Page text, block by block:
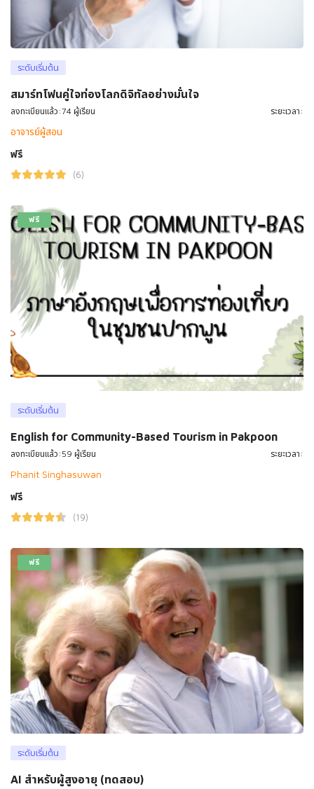
ระดับเริ่มต้น
สมาร์ทโฟนคู่ใจท่องโลกดิจิทัลอย่างมั่นใจ
ลงทะเบียนแล้ว:74 ผู้เรียน ระยะเวลา:
อาจารย์ผู้สอน
ฟรี
(6)
ฟรี
ระดับเริ่มต้น
English for Community-Based Tourism in Pakpoon
ลงทะเบียนแล้ว:59 ผู้เรียน ระยะเวลา:
Phanit Singhasuwan
ฟรี
(19)
ฟรี
ระดับเริ่มต้น
AI สำหรับผู้สูงอายุ (ทดสอบ)